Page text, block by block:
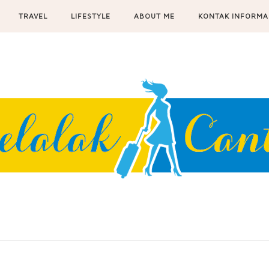
TRAVEL LIFESTYLE ABOUT ME KONTAK